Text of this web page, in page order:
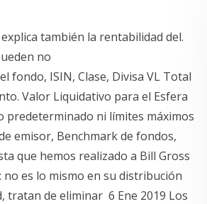
también la rentabilidad del.
no
fondo, ISIN, Clase, Divisa VL Total
Valor Liquidativo para el Esfera
predeterminado ni límites máximos
emisor, Benchmark de fondos,
que hemos realizado a Bill Gross
es lo mismo en su distribución
tratan de eliminar 6 Ene 2019 Los